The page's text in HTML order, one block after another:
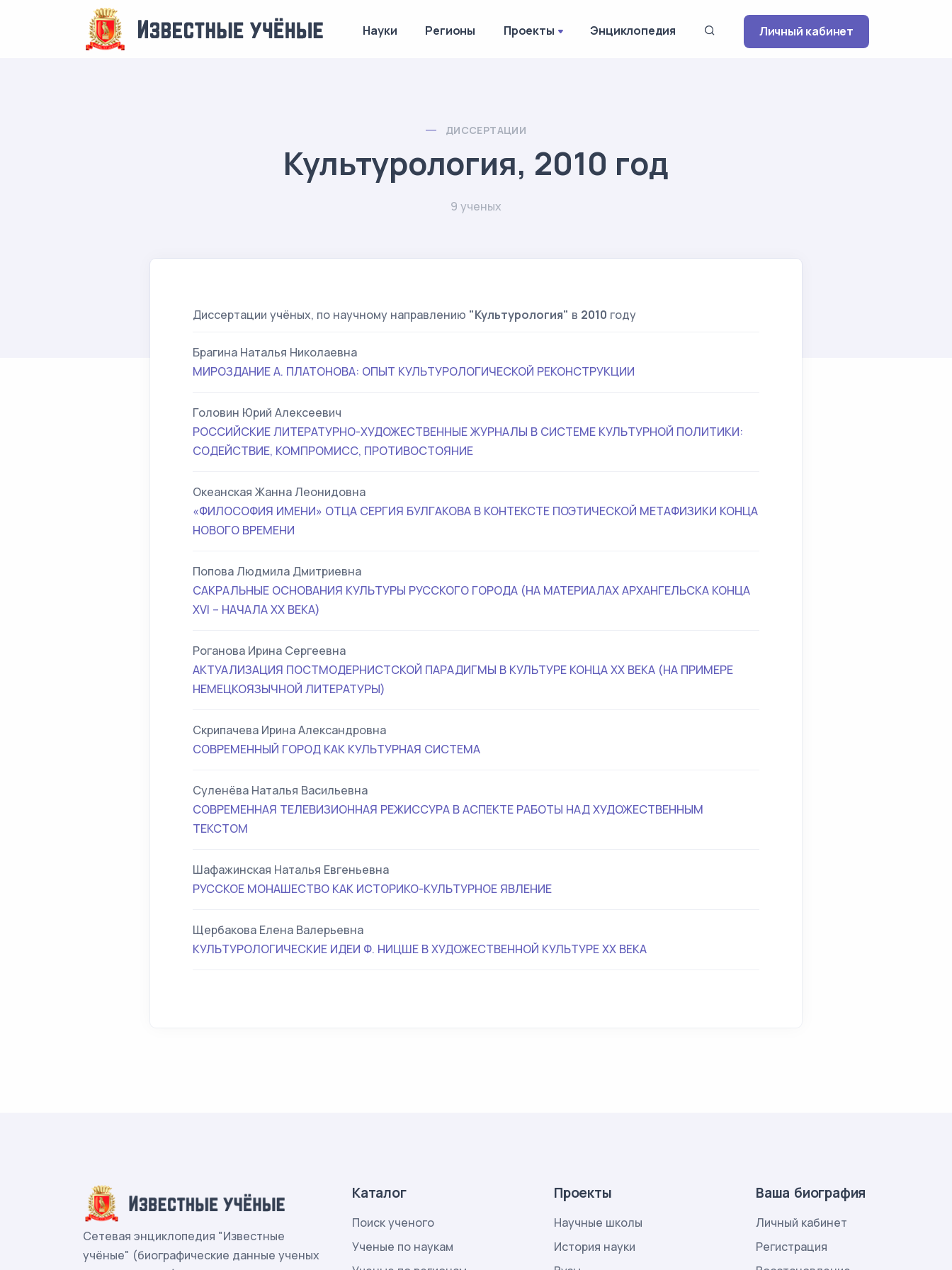
Науки Регионы Проекты Энциклопедия Личный кабинет
ДИССЕРТАЦИИ
Культурология, 2010 год
9 ученых
Диссертации учёных, по научному направлению "Культурология" в 2010 году
Брагина Наталья Николаевна
МИРОЗДАНИЕ А. ПЛАТОНОВА: ОПЫТ КУЛЬТУРОЛОГИЧЕСКОЙ РЕКОНСТРУКЦИИ
Головин Юрий Алексеевич
РОССИЙСКИЕ ЛИТЕРАТУРНО-ХУДОЖЕСТВЕННЫЕ ЖУРНАЛЫ В СИСТЕМЕ КУЛЬТУРНОЙ ПОЛИТИКИ:
СОДЕЙСТВИЕ, КОМПРОМИСС, ПРОТИВОСТОЯНИЕ
Океанская Жанна Леонидовна
«ФИЛОСОФИЯ ИМЕНИ» ОТЦА СЕРГИЯ БУЛГАКОВА В КОНТЕКСТЕ ПОЭТИЧЕСКОЙ МЕТАФИЗИКИ КОНЦА
НОВОГО ВРЕМЕНИ
Попова Людмила Дмитриевна
САКРАЛЬНЫЕ ОСНОВАНИЯ КУЛЬТУРЫ РУССКОГО ГОРОДА (НА МАТЕРИАЛАХ АРХАНГЕЛЬСКА КОНЦА
XVI – НАЧАЛА XX ВЕКА)
Роганова Ирина Сергеевна
АКТУАЛИЗАЦИЯ ПОСТМОДЕРНИСТСКОЙ ПАРАДИГМЫ В КУЛЬТУРЕ КОНЦА ХХ ВЕКА (НА ПРИМЕРЕ
НЕМЕЦКОЯЗЫЧНОЙ ЛИТЕРАТУРЫ)
Скрипачева Ирина Александровна
СОВРЕМЕННЫЙ ГОРОД КАК КУЛЬТУРНАЯ СИСТЕМА
Суленёва Наталья Васильевна
СОВРЕМЕННАЯ ТЕЛЕВИЗИОННАЯ РЕЖИССУРА В АСПЕКТЕ РАБОТЫ НАД ХУДОЖЕСТВЕННЫМ
ТЕКСТОМ
Шафажинская Наталья Евгеньевна
РУССКОЕ МОНАШЕСТВО КАК ИСТОРИКО-КУЛЬТУРНОЕ ЯВЛЕНИЕ
Щербакова Елена Валерьевна
КУЛЬТУРОЛОГИЧЕСКИЕ ИДЕИ Ф. НИЦШЕ В ХУДОЖЕСТВЕННОЙ КУЛЬТУРЕ ХХ ВЕКА
Сетевая энциклопедия "Известные
учёные" (биографические данные ученых
Каталог
Поиск ученого
Ученые по наукам
Проекты
Научные школы
История науки
Ваша биография
Личный кабинет
Регистрация